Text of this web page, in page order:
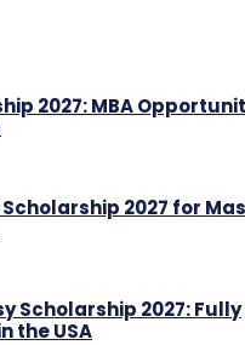
2027: MBA
2027 for
Scholarship 2027: Fully
the USA